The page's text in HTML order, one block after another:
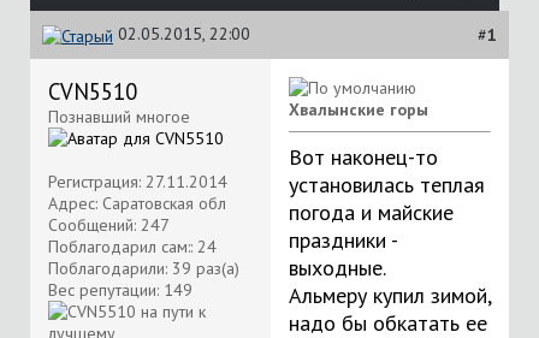
02.05.2015, 22:00 #1
CVN5510
Познавший многое
Регистрация: 27.11.2014
Адрес: Саратовская обл
Сообщений: 247
Поблагодарил сам:: 24
Поблагодарили: 39 раз(а)
Вес репутации: 149
Хвалынские горы
Вот наконец-то
установилась теплая
погода и майские
праздники -
выходные.
Альмеру купил зимой,
надо бы обкатать ее